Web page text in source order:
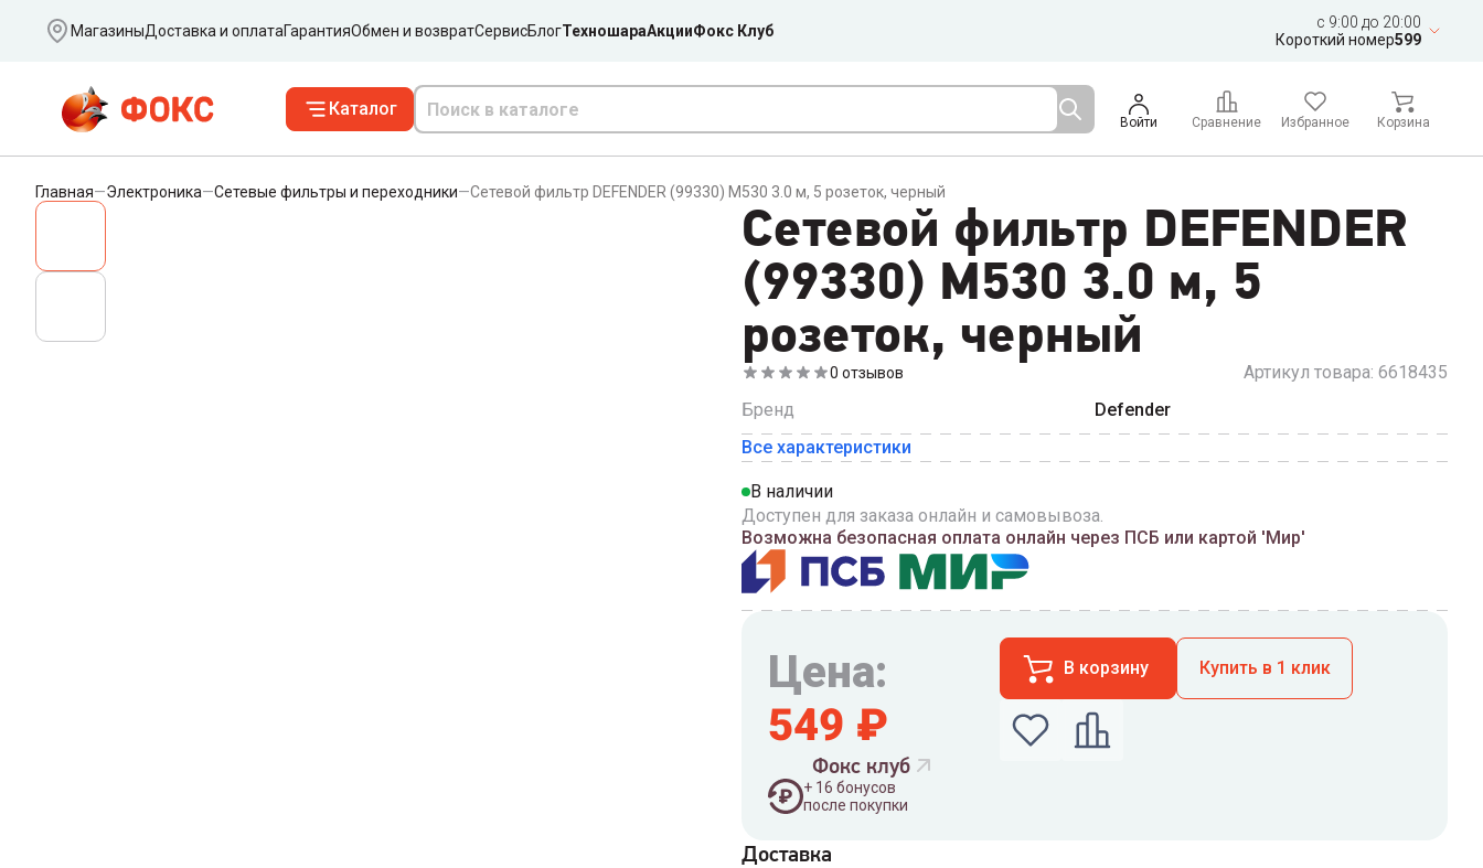
Ваш город
МагазиныДоставка и оплатаГарантияОбмен и возвратСервисБлогТехношараАкцииФокс Клуб
c 9:00 до 20:00
Короткий номер599
Каталог
Войти Сравнение Избранное Корзина
Главная—Электроника—Сетевые фильтры и переходники—Сетевой фильтр DEFENDER (99330) M530 3.0 м, 5 розеток, черный
Сетевой фильтр DEFENDER
(99330) M530 3.0 м, 5
розеток, черный
0 отзывов Артикул товара: 6618435
Бренд
Defender
Все характеристики
В наличии
Доступен для заказа онлайн и самовывоза.
Возможна безопасная оплата онлайн через ПСБ или картой 'Мир'
Цена:
549 ₽
Фокс клуб
+ 16 бонусов
после покупки
В корзину Купить в 1 клик
Доставка